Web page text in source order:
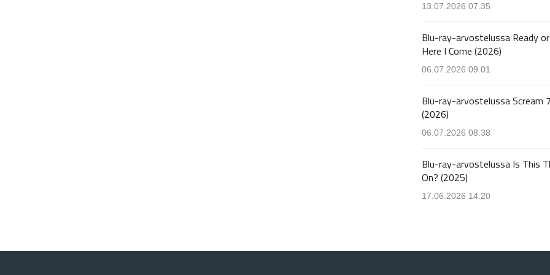
13.07.2026 07.35
Blu-ray-arvostelussa Ready
Here I Come (2026)
06.07.2026 09.01
Blu-ray-arvostelussa Scream
(2026)
06.07.2026 08.38
Blu-ray-arvostelussa Is This
On? (2025)
17.06.2026 14.20